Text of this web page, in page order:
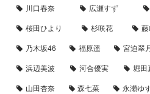
川口春奈
広瀬すず
桜田ひより
杉咲花
乃木坂46
福原遥 宮迫翠
浜辺美波
河合優実 堀田
山田杏奈
森七菜 永瀬ゆ